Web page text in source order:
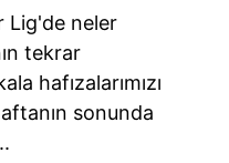
Lig'de neler
tekrar
hafızalarımızı
sonunda